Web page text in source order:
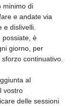
minimo di
e andate via
e dislivelli.
possiate, è
giorno, per
continuativo.
al
vostro
delle sessioni